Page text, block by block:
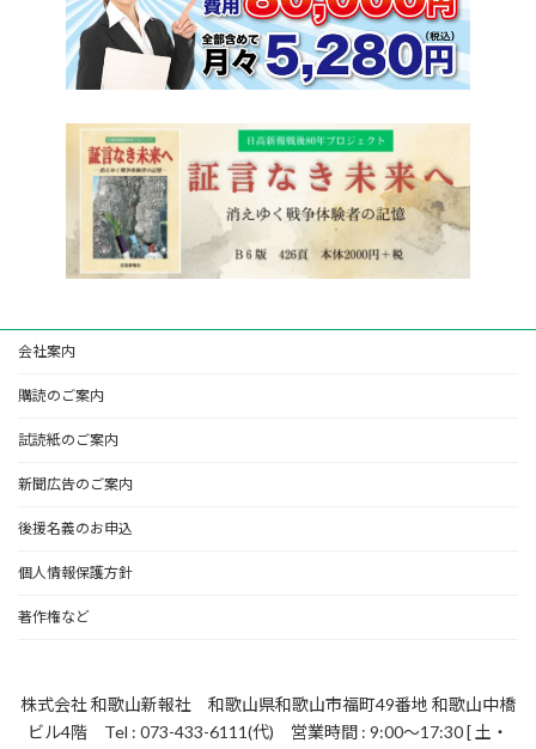
会社案内
購読のご案内
試読紙のご案内
新聞広告のご案内
後援名義のお申込
個人情報保護方針
著作権など
株式会社 和歌山新報社 和歌山県和歌山市福町49番地 和歌山中橋
ビル4階 Tel : 073-433-6111(代) 営業時間 : 9:00～17:30 [ 土・